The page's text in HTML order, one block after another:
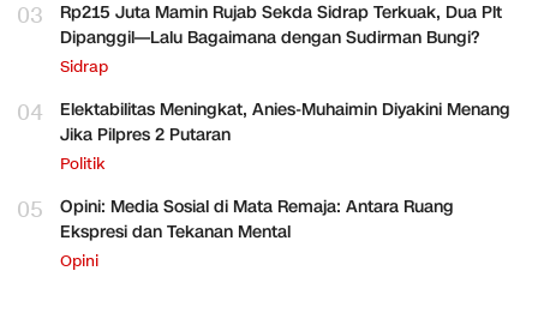
03
Rp215 Juta Mamin Rujab Sekda Sidrap Terkuak, Dua Plt
Dipanggil—Lalu Bagaimana dengan Sudirman Bungi?
Sidrap
04
Elektabilitas Meningkat, Anies-Muhaimin Diyakini Menang
Jika Pilpres 2 Putaran
Politik
05
Opini: Media Sosial di Mata Remaja: Antara Ruang
Ekspresi dan Tekanan Mental
Opini